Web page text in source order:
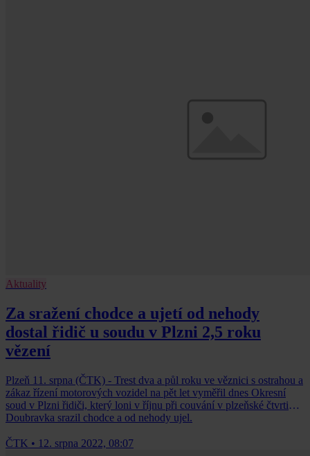
Aktuality
Za sražení chodce a ujetí od nehody
dostal řidič u soudu v Plzni 2,5 roku
vězení
Plzeň 11. srpna (ČTK) - Trest dva a půl roku ve věznici s ostrahou a
zákaz řízení motorových vozidel na pět let vyměřil dnes Okresní
soud v Plzni řidiči, který loni v říjnu při couvání v plzeňské čtvrti
Doubravka srazil chodce a od nehody ujel.
ČTK • 12. srpna 2022, 08:07